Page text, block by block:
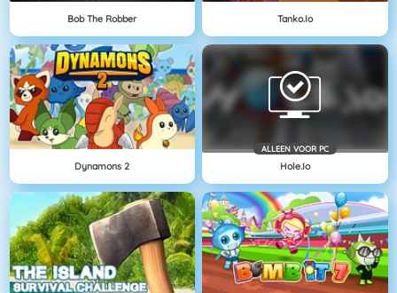
Bob The Robber Tanko.io
Dynamons 2
ALLEEN VOOR PC
Hole.io